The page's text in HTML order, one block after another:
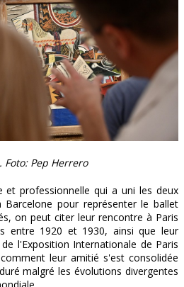
Foto: Pep Herrero
et professionnelle qui a uni les deux
pour représenter le ballet
on peut citer leur rencontre à Paris
entre 1920 et 1930, ainsi que leur
l'Exposition Internationale de Paris
leur amitié s'est consolidée
malgré les évolutions divergentes